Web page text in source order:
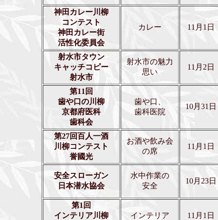
神田カレー川柳
コンテスト
神田カレー街
活性化委員会
カレー 11月1日
射水市タウン
キャッチコピー
射水市
射水市の魅力
思い
11月2日
第11回
歯や口の川柳
京都府医科
歯科会
歯や口、
歯科医院
10月31日
第27回百人一酒
川柳コンテスト
誉國光
お酒や飲み会
の席
11月1日
安全スローガン
日本潜水協会
水中作業の
安全
10月23日
第1回
インテリア川柳
インテリア 11月1日